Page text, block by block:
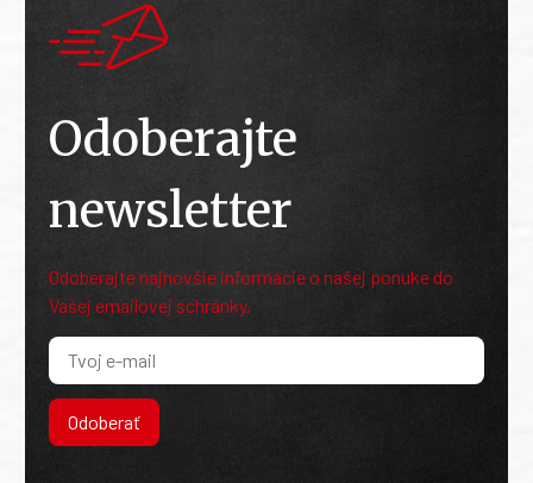
Odoberajte
newsletter
Odoberajte najnovšie informácie o našej ponuke do
Vašej emailovej schránky.
Odoberať